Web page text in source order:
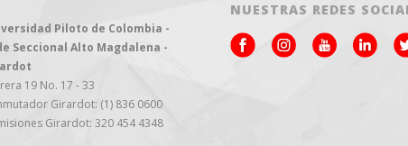
Piloto de Colombia -
Seccional Alto Magdalena -
19 No. 17 - 33
Girardot: (1) 836 0600
Girardot: 320 454 4348
NUESTRAS REDES